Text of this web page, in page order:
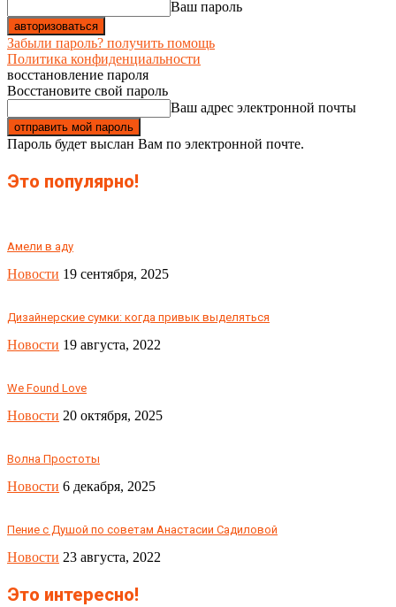
Ваш пароль
Забыли пароль? получить помощь
Политика конфиденциальности
восстановление пароля
Восстановите свой пароль
Ваш адрес электронной почты
Пароль будет выслан Вам по электронной почте.
Это популярно!
Амели в аду
Новости 19 сентября, 2025
Дизайнерские сумки: когда привык выделяться
Новости 19 августа, 2022
We Found Love
Новости 20 октября, 2025
Волна Простоты
Новости 6 декабря, 2025
Пение с Душой по советам Анастасии Садиловой
Новости 23 августа, 2022
Это интересно!